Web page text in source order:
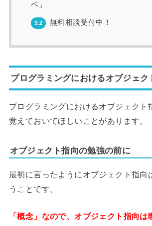
ベ」
3.2 無料相談受付中！
プログラミングにおけるオブジェク
プログラミングにおけるオブジェクト
覚えておいてほしいことがあります。
オブジェクト指向の勉強の前に
最初に言ったようにオブジェクト指向
うことです。
「概念」なので、オブジェクト指向は